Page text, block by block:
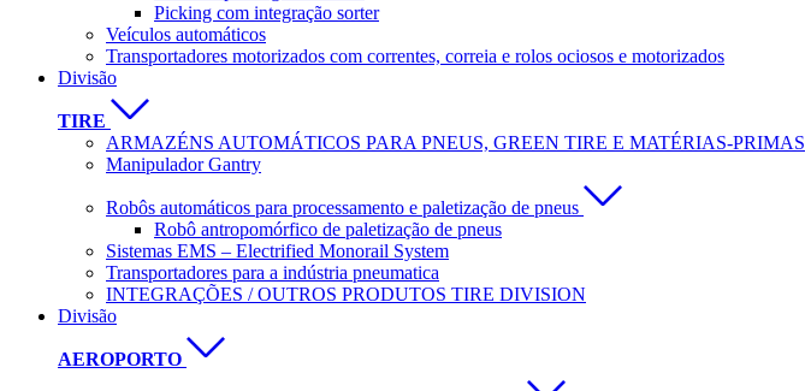
Picking com integração sorter
Veículos automáticos
Transportadores motorizados com correntes, correia e rolos ociosos e motorizados
Divisão
TIRE
ARMAZÉNS AUTOMÁTICOS PARA PNEUS, GREEN TIRE E MATÉRIAS-PRIMAS
Manipulador Gantry
Robôs automáticos para processamento e paletização de pneus
Robô antropomórfico de paletização de pneus
Sistemas EMS – Electrified Monorail System
Transportadores para a indústria pneumatica
INTEGRAÇÕES / OUTROS PRODUTOS TIRE DIVISION
Divisão
AEROPORTO